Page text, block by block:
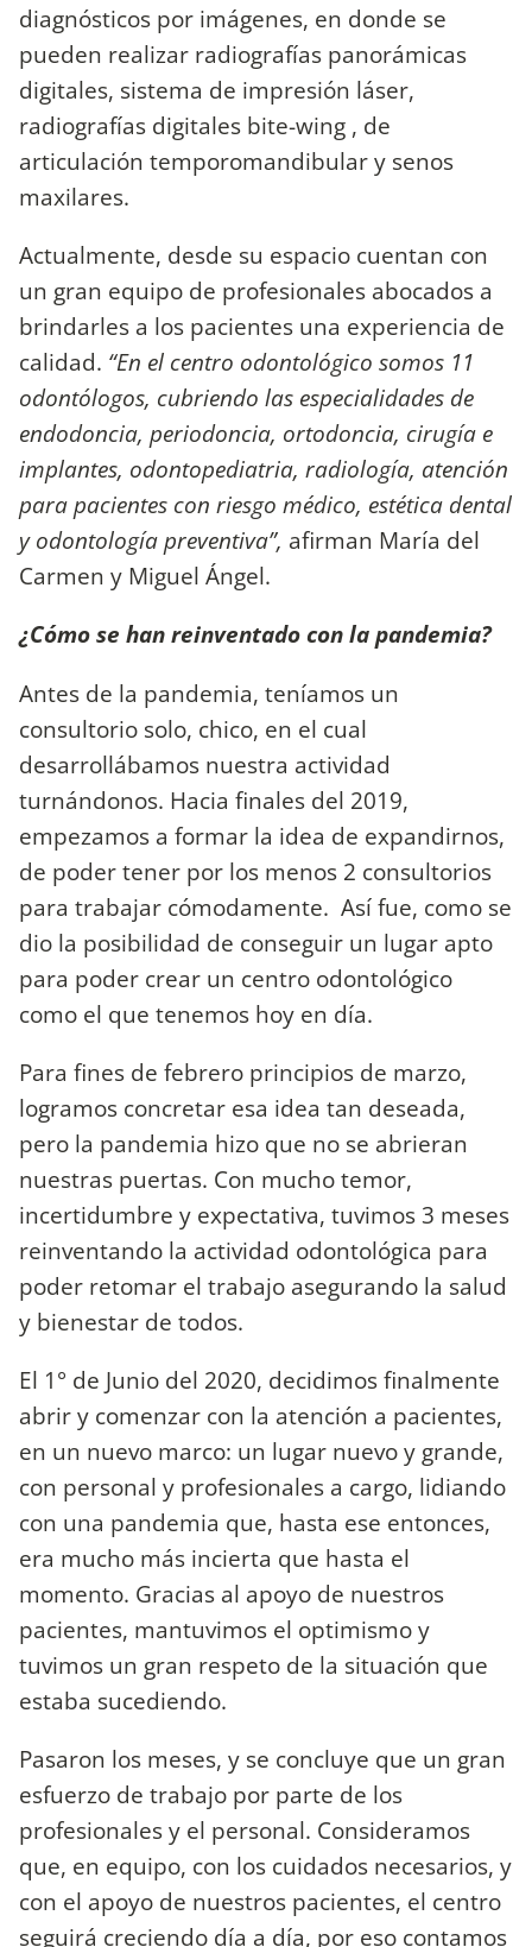
diagnósticos por imágenes, en donde se
pueden realizar radiografías panorámicas
digitales, sistema de impresión láser,
radiografías digitales bite-wing , de
articulación temporomandibular y senos
maxilares.
Actualmente, desde su espacio cuentan con
un gran equipo de profesionales abocados a
brindarles a los pacientes una experiencia de
calidad. “En el centro odontológico somos 11
odontólogos, cubriendo las especialidades de
endodoncia, periodoncia, ortodoncia, cirugía e
implantes, odontopediatria, radiología, atención
para pacientes con riesgo médico, estética dental
y odontología preventiva”, afirman María del
Carmen y Miguel Ángel.
¿Cómo se han reinventado con la pandemia?
Antes de la pandemia, teníamos un
consultorio solo, chico, en el cual
desarrollábamos nuestra actividad
turnándonos. Hacia finales del 2019,
empezamos a formar la idea de expandirnos,
de poder tener por los menos 2 consultorios
para trabajar cómodamente. Así fue, como se
dio la posibilidad de conseguir un lugar apto
para poder crear un centro odontológico
como el que tenemos hoy en día.
Para fines de febrero principios de marzo,
logramos concretar esa idea tan deseada,
pero la pandemia hizo que no se abrieran
nuestras puertas. Con mucho temor,
incertidumbre y expectativa, tuvimos 3 meses
reinventando la actividad odontológica para
poder retomar el trabajo asegurando la salud
y bienestar de todos.
El 1° de Junio del 2020, decidimos finalmente
abrir y comenzar con la atención a pacientes,
en un nuevo marco: un lugar nuevo y grande,
con personal y profesionales a cargo, lidiando
con una pandemia que, hasta ese entonces,
era mucho más incierta que hasta el
momento. Gracias al apoyo de nuestros
pacientes, mantuvimos el optimismo y
tuvimos un gran respeto de la situación que
estaba sucediendo.
Pasaron los meses, y se concluye que un gran
esfuerzo de trabajo por parte de los
profesionales y el personal. Consideramos
que, en equipo, con los cuidados necesarios, y
con el apoyo de nuestros pacientes, el centro
seguirá creciendo día a día, por eso contamos